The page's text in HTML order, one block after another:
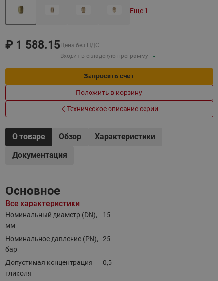
₽ 1 588.15 Цена без НДС
Входит в складскую программу
Запросить счет
Положить в корзину
Техническое описание серии
Еще 1
О товаре Обзор
Характеристики
Документация
Основное
Все характеристики
Номинальный диаметр (DN),
мм
15
Номинальное давление (PN),
бар
25
Допустимая концентрация
гликоля
0,5